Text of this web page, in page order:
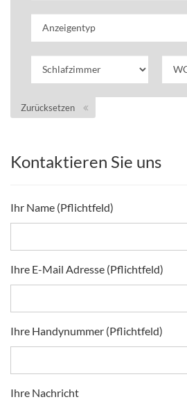
Zurücksetzen
Kontaktieren Sie uns
Ihr Name (Pflichtfeld)
Ihre E-Mail Adresse (Pflichtfeld)
Ihre Handynummer (Pflichtfeld)
Ihre Nachricht